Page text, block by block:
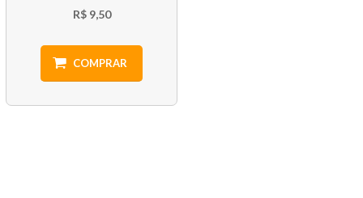
R$ 9,50
COMPRAR